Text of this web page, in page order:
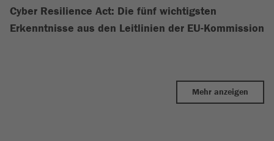
Cyber Resilience Act: Die fünf wichtigsten
Erkenntnisse aus den Leitlinien der EU-Kommission
Mehr anzeigen